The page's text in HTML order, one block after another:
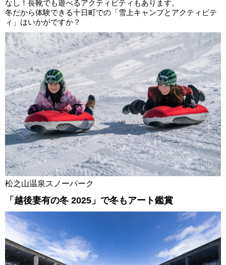
なし！長靴でも遊べるアクティビティもあります。
冬だから体験できる十日町での「雪上キャンプとアクティビテ
ィ」はいかがですか？
松之山温泉スノーパーク
「越後妻有の冬 2025」で冬もアート鑑賞